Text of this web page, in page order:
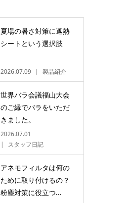
夏場の暑さ対策に遮熱
シートという選択肢
2026.07.09 製品紹介
世界バラ会議福山大会
のご縁でバラをいただ
きました。
2026.07.01
スタッフ日記
アネモフィルタは何の
ために取り付けるの？
粉塵対策に役立つ...